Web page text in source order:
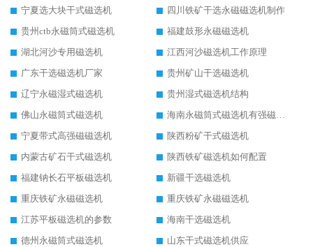
宁夏选大块干式磁选机
四川铁矿干选永磁磁选机制作
贵州ctb永磁筒式磁选机
福建鼓形永磁磁选机
湖北河沙专用磁选机
江西河沙磁选机工作原理
广东干选磁选机厂家
贵州矿山干选磁选机
辽宁永磁湿式磁选机
贵州湿式磁选机结构
佛山永磁筒式磁选机
海南永磁筒式磁选机有强磁的吗
宁夏带式高强磁磁选机
陕西粉矿干式磁选机
内蒙古矿石干式磁选机
陕西铁矿磁选机如何配置
福建钠长石平板磁选机
新疆干选磁选机
重庆铁矿永磁磁选机
重庆铁矿永磁磁选机
江苏平板磁选机的参数
海南干选磁选机
德州永磁筒式磁选机
山东干式磁选机供应